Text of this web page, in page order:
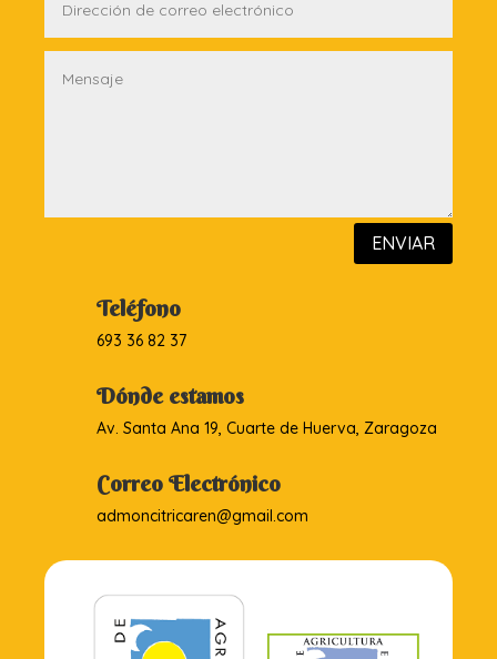
ENVIAR
Teléfono
693 36 82 37
Dónde estamos
Av. Santa Ana 19, Cuarte de Huerva, Zaragoza
Correo Electrónico
admoncitricaren@gmail.com